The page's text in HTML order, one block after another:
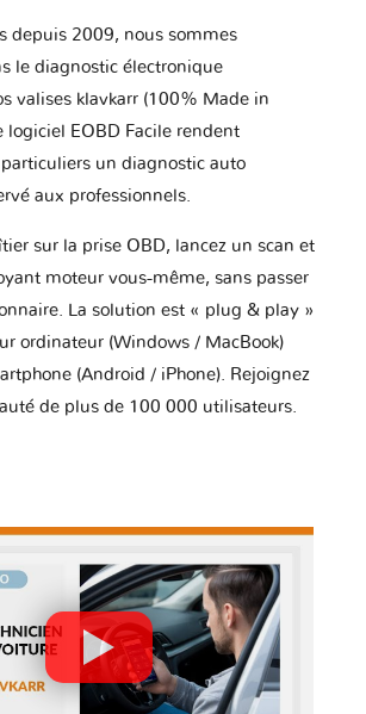
depuis 2009, nous sommes
le diagnostic électronique
valises klavkarr (100% Made in
logiciel EOBD Facile rendent
un diagnostic auto
aux professionnels.
sur la prise OBD, lancez un scan et
moteur vous-même, sans passer
La solution est « plug & play »
ordinateur (Windows / MacBook)
(Android / iPhone). Rejoignez
de plus de 100 000 utilisateurs.